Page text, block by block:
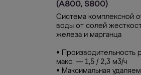
(А800, S800)
Система комплексной
воды от солей
железа и марганца
• Производительность
макс. — 1,5 / 2,3 м3/ч
• Максимальная